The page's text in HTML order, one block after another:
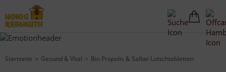
Startseite Gesund & Vital Bio Propolis & Salbei Lutschtabletten